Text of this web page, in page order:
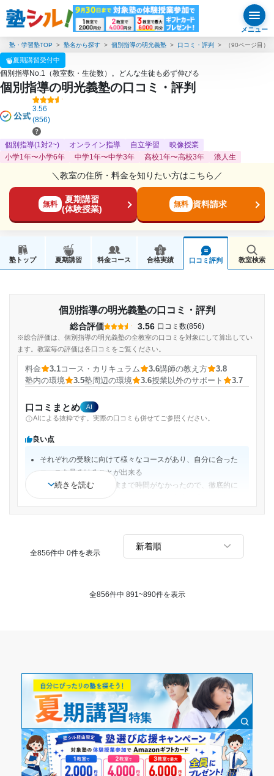
メニュー
塾・学習塾TOP 塾名から探す 個別指導の明光義塾 口コミ・評判 （90ページ目）
夏期講習受付中
個別指導No.1（教室数・生徒数）。どんな生徒も必ず伸びる
個別指導の明光義塾の口コミ・評判
3.56
(856)
個別指導(1対2~) オンライン指導 自立学習
映像授業
小学1年〜小学6年
中学1年〜中学3年 高校1年〜高校3年 浪人生
＼教室の住所・料金を知りたい方はこちら／
無料
夏期講習
(体験授業)
無料 資料請求
塾トップ 夏期講習 料金コース 合格実績 口コミ評判 教室検索
個別指導の明光義塾の口コミ・評判
総合評価 3.56 口コミ数(856)
※総合評価は、個別指導の明光義塾の全教室の口コミを対象にして算出してい
ます。教室毎の評価は各口コミをご覧ください。
料金 3.1コース・カリキュラム 3.6講師の教え方
3.8
塾内の環境
3.5塾周辺の環境 3.6授業以外のサポート 3.7
口コミまとめ AI
AIによる抜粋です。実際の口コミも併せてご参照ください。
良い点
それぞれの受験に向けて様々なコースがあり、自分に合った
コースを見るけることが出来る
コースは自分は私立受験まで時間がなかったので、徹底的に
でなくても自主学習が可能でバスの待ち時間などに利用して
いました。
まいちです。
少し高いと思われる。周辺の塾に比べて、一コマ単位の授業
料が高いはずである。夏期講習になると、数十万取られる家
庭も無くはない。
100万を超えたため、学生としては高いという認識であっ
た。個別指導なので集団よりは値段が高めであり、また夏期
講習などの特別講座にお金がかかった。
続きを読む
全856件中 0件を表示
全856件中 891~890件を表示